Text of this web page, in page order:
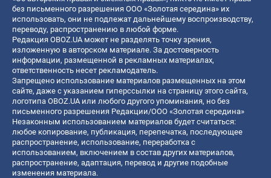
без письменного разрешения ООО «Золотая середина» их
использовать, они не подлежат дальнейшему воспроизводству,
переводу, распространению в любой форме.
Редакция OBOZ.UA может не разделять точку зрения,
изложенную в авторском материале. За достоверность
информации, размещенной в рекламных материалах,
ответственность несет рекламодатель.
Запрещено использование материалов размещенных на этом
сайте, даже с указанием гиперссылки на страницу этого сайта,
логотипа OBOZ.UA или любого другого упоминания, но без
письменного разрешения Редакции/ООО «Золотая середина»
Незаконным использованием материалов будет считаться:
любое копирование, публикация, перепечатка, последующее
распространение, использование, переработка с
использованием, включением в состав других материалов,
распространение, адаптация, перевод и другие подобные
изменения материала.